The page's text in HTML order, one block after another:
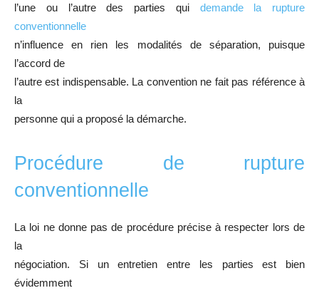
l’une ou l’autre des parties qui demande la rupture
conventionnelle
n’influence en rien les modalités de séparation, puisque
l’accord de
l’autre est indispensable. La convention ne fait pas référence à
la
personne qui a proposé la démarche.
Procédure de rupture
conventionnelle
La loi ne donne pas de procédure précise à respecter lors de
la
négociation. Si un entretien entre les parties est bien
évidemment